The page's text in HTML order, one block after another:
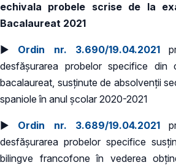
echivala probele scrise de la
Bacalaureat 2021
► Ordin nr. 3.690/19.04.2021
desfăşurarea probelor specifice din
bacalaureat, susținute de absolvenții
spaniole în anul școlar 2020-2021
► Ordin nr. 3.689/19.04.2021
desfăşurarea probelor specifice
bilingve francofone în vederea